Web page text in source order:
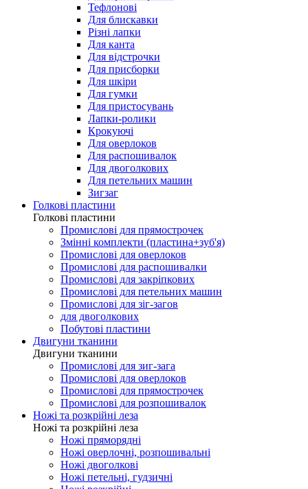
Тефлонові
Для блискавки
Різні лапки
Для канта
Для відстрочки
Для присборки
Для шкіри
Для гумки
Для пристосувань
Лапки-ролики
Крокуючі
Для оверлоков
Для распошивалок
Для двоголкових
Для петельних машин
Зигзаг
Голкові пластини
Голкові пластини
Промислові для прямострочек
Змінні комплекти (пластина+зуб'я)
Промислові для оверлоков
Промислові для распошивалки
Промислові для закріпкових
Промислові для петельних машин
Промислові для зіг-загов
для двоголкових
Побутові пластини
Двигуни тканини
Двигуни тканини
Промислові для зиг-зага
Промислові для оверлоков
Промислові для прямострочек
Промислові для розпошивалок
Ножі та розкрійні леза
Ножі та розкрійні леза
Ножі пряморядні
Ножі оверлочні, розпошивальні
Ножі двоголкові
Ножі петельні, гудзичні